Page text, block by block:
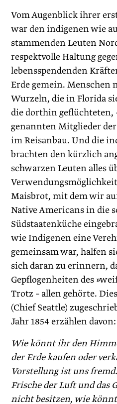
Vom Augenblick ihrer
war den indigenen wie
stammenden Leuten
respektvolle Haltung
lebensspendenden
Erde gemein.
Wurzeln, die in Florida
die dorthin geflüchteten,
genannten Mitglieder
im Reisanbau. Und die
brachten den kürzlich
schwarzen Leuten alles
Maisbrot, mit dem wir
Native Americans in die
Südstaatenküche
wie Indigenen eine
gemeinsam war, halfen
sich daran zu erinnern,
Gepflogenheiten des
Trotz – allen gehörte.
(Chief Seattle)
Jahr 1854 erzählen davon:
Wie könnt ihr den
der Erde kaufen oder
Vorstellung ist uns
Frische der Luft und das
nicht besitzen, wie